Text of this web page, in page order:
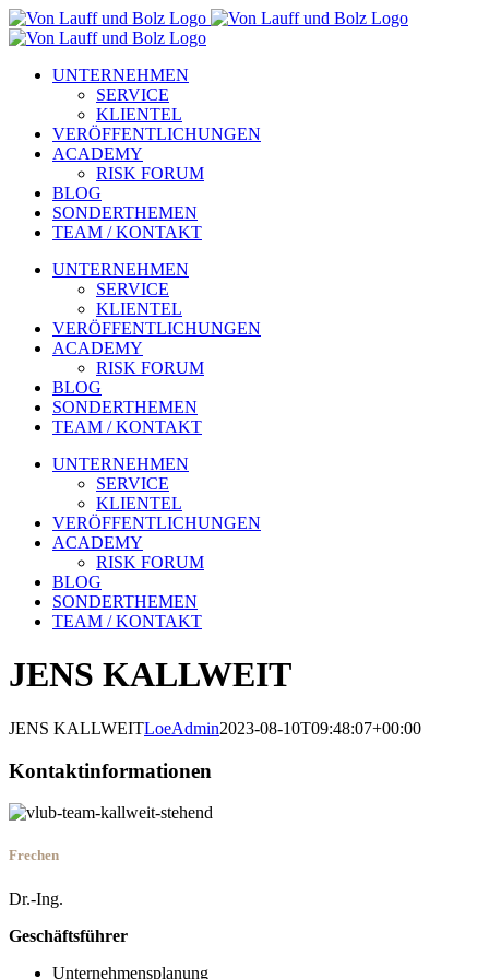
Zum
Inhalt
UNTERNEHMEN
SERVICE
KLIENTEL
VERÖFFENTLICHUNGEN
ACADEMY
RISK FORUM
BLOG
SONDERTHEMEN
TEAM / KONTAKT
UNTERNEHMEN
SERVICE
KLIENTEL
VERÖFFENTLICHUNGEN
ACADEMY
RISK FORUM
BLOG
SONDERTHEMEN
TEAM / KONTAKT
UNTERNEHMEN
SERVICE
KLIENTEL
VERÖFFENTLICHUNGEN
ACADEMY
RISK FORUM
BLOG
SONDERTHEMEN
TEAM / KONTAKT
JENS KALLWEIT
JENS KALLWEITLoeAdmin2023-08-10T09:48:07+00:00
Kontaktinformationen
Frechen
Dr.-Ing.
Geschäftsführer
Unternehmensplanung